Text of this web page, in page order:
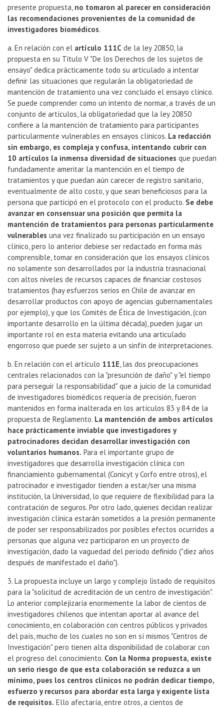
presente propuesta, no tomaron al parecer en consideración
las recomendaciones provenientes de la comunidad de
investigadores biomédicos.
a. En relación con el artículo 111C de la ley 20850, la
propuesta en su Título V "De los Derechos de los sujetos de
ensayo" dedica prácticamente todo su articulado a intentar
definir las situaciones que regularán la obligatoriedad de
mantención de tratamiento una vez concluido el ensayo clínico.
Se puede comprender como un intento de normar, a través de un
conjunto de artículos, la obligatoriedad que la ley 20850
confiere a la mantención de tratamiento para participantes
particularmente vulnerables en ensayos clínicos. La redacción
sin embargo, es compleja y confusa, intentando cubrir con
10 artículos la inmensa diversidad de situaciones que puedan
fundadamente ameritar la mantención en el tiempo de
tratamientos y que puedan aún carecer de registro sanitario,
eventualmente de alto costo, y que sean beneficiosos para la
persona que participó en el protocolo con el producto. Se debe
avanzar en consensuar una posición que permita la
mantención de tratamientos para personas particularmente
vulnerables una vez finalizado su participación en un ensayo
clínico, pero lo anterior debiese ser redactado en forma más
comprensible, tomar en consideración que los ensayos clínicos
no solamente son desarrollados por la industria trasnacional
con altos niveles de recursos capaces de financiar costosos
tratamientos (hay esfuerzos serios en Chile de avanzar en
desarrollar productos con apoyo de agencias gubernamentales
por ejemplo), y que los Comités de Ética de Investigación, (con
importante desarrollo en la última década), pueden jugar un
importante rol en esta materia evitando una articulado
engorroso que puede ser sujeto a un sinfín de interpretaciones.
b. En relación con el artículo 111E, las dos preocupaciones
centrales relacionados con la "presunción de daño" y "el tiempo
para perseguir la responsabilidad" que a juicio de la comunidad
de investigadores biomédicos requería de precisión, fueron
mantenidos en forma inalterada en los artículos 83 y 84 de la
propuesta de Reglamento. La mantención de ambos artículos
hace prácticamente inviable que investigadores y
patrocinadores decidan desarrollar investigación con
voluntarios humanos. Para el importante grupo de
investigadores que desarrolla investigación clínica con
financiamiento gubernamental (Conicyt y Corfo entre otros), el
patrocinador e investigador tienden a estar/ser una misma
institución, la Universidad, lo que requiere de flexibilidad para la
contratación de seguros. Por otro lado, quienes decidan realizar
investigación clínica estarán sometidos a la presión permanente
de poder ser responsabilizados por posibles efectos ocurridos a
personas que alguna vez participaron en un proyecto de
investigación, dado la vaguedad del período definido ("diez años
después de manifestado el daño").
3. La propuesta incluye un largo y complejo listado de requisitos
para la "solicitud de acreditación de un centro de investigación".
Lo anterior complejizaría enormemente la labor de cientos de
investigadores chilenos que intentan aportar al avance del
conocimiento, en colaboración con centros públicos y privados
del país, mucho de los cuales no son en sí mismos "Centros de
Investigación" pero tienen alta disponibilidad de colaborar con
el progreso del conocimiento. Con la Norma propuesta, existe
un serio riesgo de que esta colaboración se reduzca a un
mínimo, pues los centros clínicos no podrán dedicar tiempo,
esfuerzo y recursos para abordar esta larga y exigente lista
de requisitos. Ello afectaría, entre otros, a cientos de